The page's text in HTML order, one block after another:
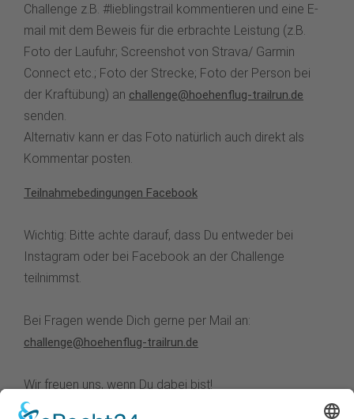
Challenge z.B. #lieblingstrail kommentieren und eine E-
mail mit dem Beweis für die erbrachte Leistung (z.B.
Foto der Laufuhr; Screenshot von Strava/ Garmin
Connect etc.; Foto der Strecke; Foto der Person bei
der Kraftübung) an challenge@hoehenflug-trailrun.de
senden.
Alternativ kann er das Foto natürlich auch direkt als
Kommentar posten.
Teilnahmebedingungen Facebook
Wichtig: Bitte achte darauf, dass Du entweder bei
Instagram oder bei Facebook an der Challenge
teilnimmst.
Bei Fragen wende Dich gerne per Mail an:
challenge@hoehenflug-trailrun.de
Wir freuen uns, wenn Du dabei bist!
Sportliche Grüße